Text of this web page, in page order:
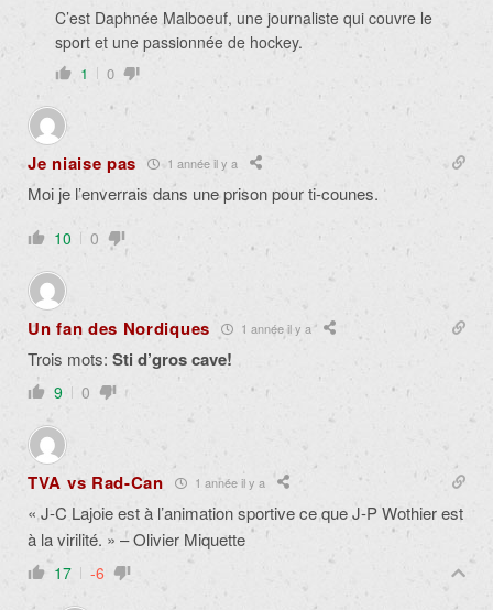
C’est Daphnée Malboeuf, une journaliste qui couvre le
sport et une passionnée de hockey.
1 0
Je niaise pas 1 année il y a
Moi je l’enverrais dans une prison pour ti-counes.
10 0
Un fan des Nordiques 1 année il y a
Trois mots: Sti d’gros cave!
9 0
TVA vs Rad-Can 1 année il y a
« J-C Lajoie est à l’animation sportive ce que J-P Wothier est
à la virilité. » – Olivier Miquette
17 -6